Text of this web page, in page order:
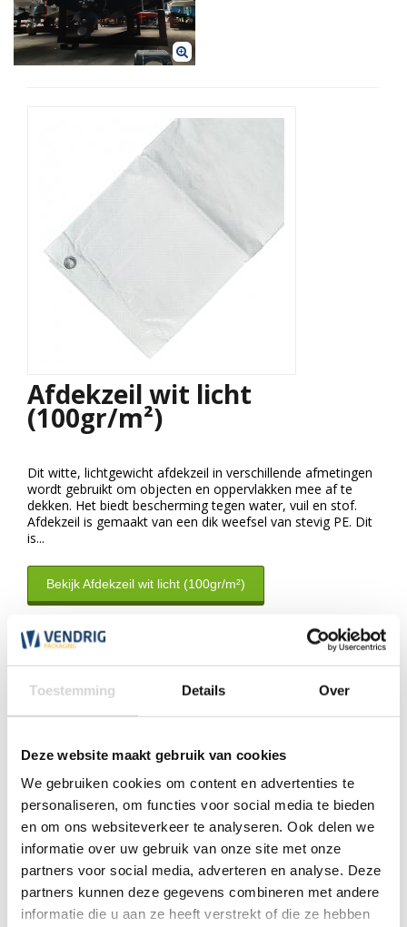
Toestemming Details Over
Deze website maakt gebruik van cookies
We gebruiken cookies om content en advertenties te
personaliseren, om functies voor social media te bieden
en om ons websiteverkeer te analyseren. Ook delen we
informatie over uw gebruik van onze site met onze
partners voor social media, adverteren en analyse. Deze
partners kunnen deze gegevens combineren met andere
informatie die u aan ze heeft verstrekt of die ze hebben
Afdekzeil wit licht
(100gr/m²)
Dit witte, lichtgewicht afdekzeil in verschillende afmetingen
wordt gebruikt om objecten en oppervlakken mee af te
dekken. Het biedt bescherming tegen water, vuil en stof.
Afdekzeil is gemaakt van een dik weefsel van stevig PE. Dit
is...
Bekijk Afdekzeil wit licht (100gr/m²)
Klantenservice
Wij zijn nu gesloten. Wij zijn de eerst volgende werkdag weer
0348 4791 95
Chat
WhatsApp 0348 479195